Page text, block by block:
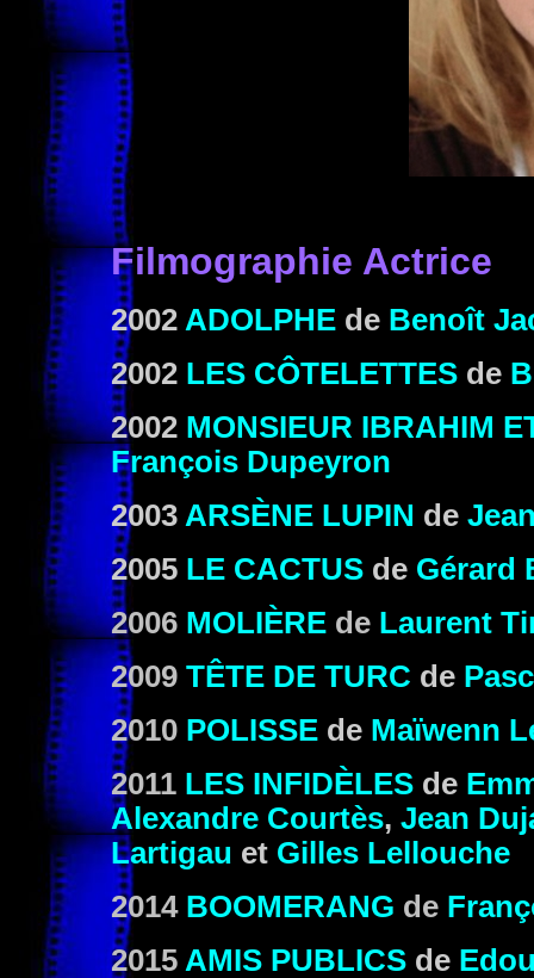
Filmographie Actrice
2002 ADOLPHE de Benoît
2002 LES CÔTELETTES de
2002 MONSIEUR IBRAHIM
François Dupeyron
2003 ARSÈNE LUPIN de
2005 LE CACTUS de Gérard
2006 MOLIÈRE de Laurent
2009 TÊTE DE TURC de
2010 POLISSE de Maïwenn
2011 LES INFIDÈLES de
Alexandre Courtès, Jean
Lartigau et Gilles Lellouche
2014 BOOMERANG de
2015 AMIS PUBLICS de